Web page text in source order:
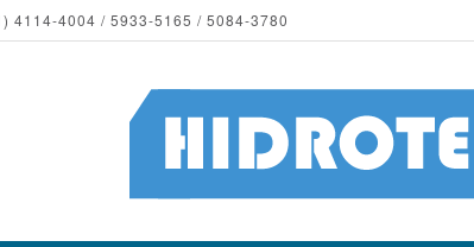
4114-4004 / 5933-5165 / 5084-3780